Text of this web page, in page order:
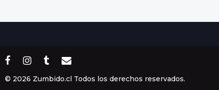
© 2026 Zumbido.cl Todos los derechos reservados.